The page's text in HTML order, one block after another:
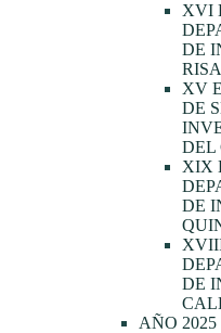
XVI
DE
XV
DE
DEL
XIX
DE
DE
AÑO 2025